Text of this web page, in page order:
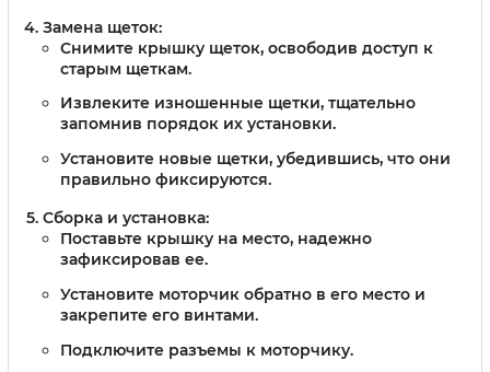
Замена щеток:
Снимите крышку щеток, освободив доступ к
старым щеткам.
Извлеките изношенные щетки, тщательно
запомнив порядок их установки.
Установите новые щетки, убедившись, что они
правильно фиксируются.
Сборка и установка:
Поставьте крышку на место, надежно
зафиксировав ее.
Установите моторчик обратно в его место и
закрепите его винтами.
Подключите разъемы к моторчику.